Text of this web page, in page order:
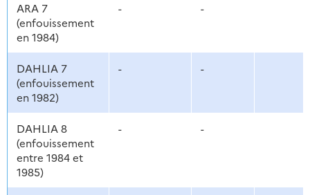
ARA 7
(enfouissement
en 1984)
- -
DAHLIA 7
(enfouissement
en 1982)
- -
DAHLIA 8
(enfouissement
entre 1984 et
1985)
- -